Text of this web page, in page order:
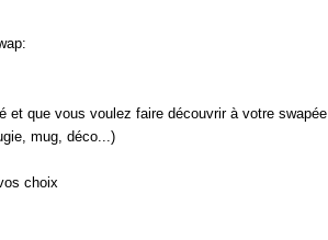
et que vous voulez faire découvrir à votre swapée
mug, déco...)
choix